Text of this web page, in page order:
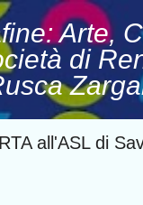
ai contenuti principali
Arte,
di
all'ASL di